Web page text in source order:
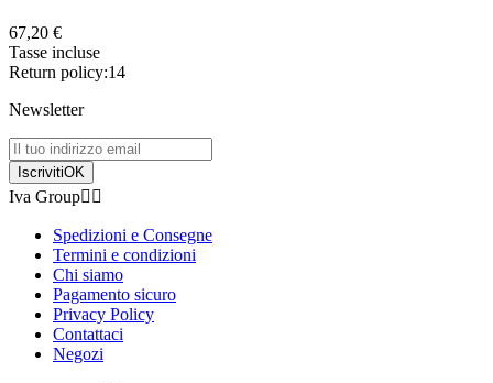
67,20 €
Tasse incluse
Return policy:14
Newsletter
IscrivitiOK
Iva Group 
Spedizioni e Consegne
Termini e condizioni
Chi siamo
Pagamento sicuro
Privacy Policy
Contattaci
Negozi